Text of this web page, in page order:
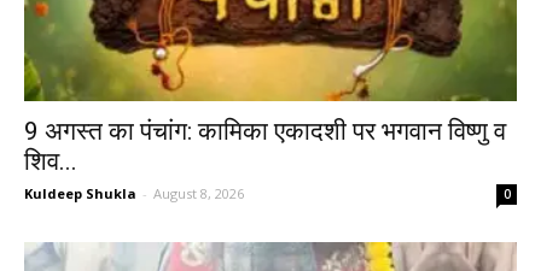
9 अगस्त का पंचांग: कामिका एकादशी पर भगवान विष्णु व
शिव...
Kuldeep Shukla - August 8, 2026 0